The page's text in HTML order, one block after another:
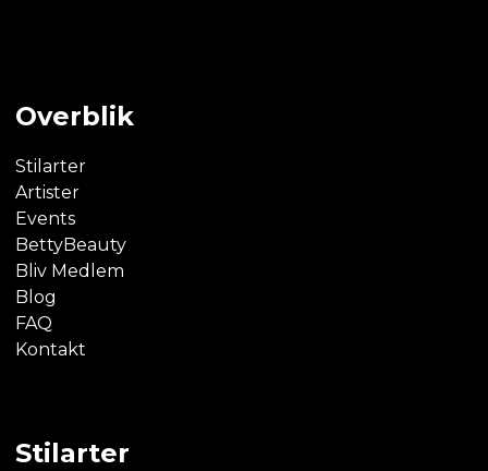
Overblik
Stilarter
Artister
Events
BettyBeauty
Bliv Medlem
Blog
FAQ
Kontakt
Stilarter